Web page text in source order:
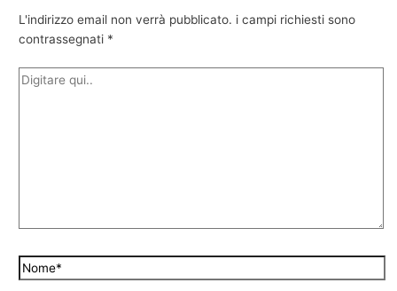
L'indirizzo email non verrà pubblicato. i campi richiesti sono
contrassegnati *